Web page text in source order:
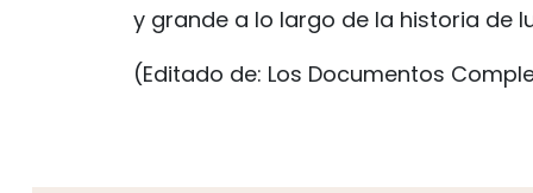
y grande a lo largo de la historia de
(Editado de: Los Documentos